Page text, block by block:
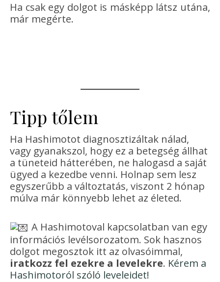
Ha csak egy dolgot is másképp látsz utána,
már megérte.
Tipp tőlem
Ha Hashimotot diagnosztizáltak nálad,
vagy gyanakszol, hogy ez a betegség állhat
a tüneteid hátterében, ne halogasd a saját
ügyed a kezedbe venni. Holnap sem lesz
egyszerűbb a változtatás, viszont 2 hónap
múlva már könnyebb lehet az életed.
A Hashimotoval kapcsolatban van egy
információs levélsorozatom. Sok hasznos
dolgot megosztok itt az olvasóimmal,
iratkozz fel ezekre a levelekre. Kérem a
Hashimotoról szóló leveleidet!